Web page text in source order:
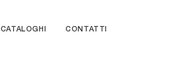
CATALOGHI CONTATTI